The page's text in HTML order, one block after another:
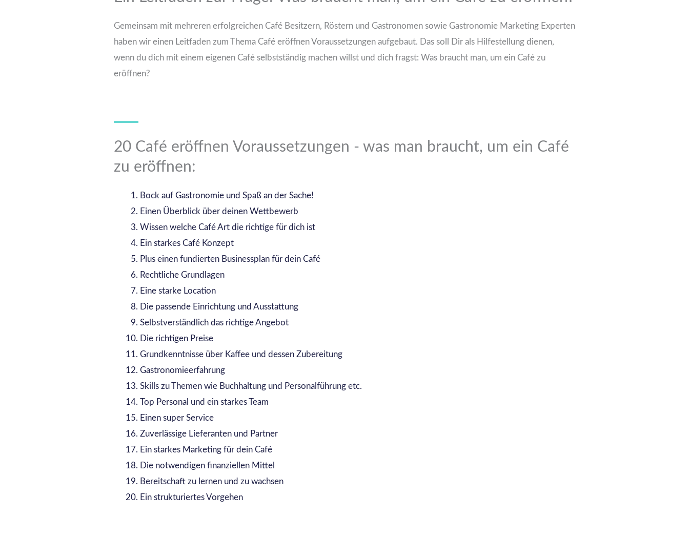
Gemeinsam mit mehreren erfolgreichen Café Besitzern, Röstern und Gastronomen sowie Gastronomie Marketing Experten
haben wir einen Leitfaden zum Thema Café eröffnen Voraussetzungen aufgebaut. Das soll Dir als Hilfestellung dienen,
wenn du dich mit einem eigenen Café selbstständig machen willst und dich fragst: Was braucht man, um ein Café zu
eröffnen?
20 Café eröffnen Voraussetzungen - was man braucht, um ein Café
zu eröffnen:
Bock auf Gastronomie und Spaß an der Sache!
Einen Überblick über deinen Wettbewerb
Wissen welche Café Art die richtige für dich ist
Ein starkes Café Konzept
Plus einen fundierten Businessplan für dein Café
Rechtliche Grundlagen
Eine starke Location
Die passende Einrichtung und Ausstattung
Selbstverständlich das richtige Angebot
Die richtigen Preise
Grundkenntnisse über Kaffee und dessen Zubereitung
Gastronomieerfahrung
Skills zu Themen wie Buchhaltung und Personalführung etc.
Top Personal und ein starkes Team
Einen super Service
Zuverlässige Lieferanten und Partner
Ein starkes Marketing für dein Café
Die notwendigen finanziellen Mittel
Bereitschaft zu lernen und zu wachsen
Ein strukturiertes Vorgehen